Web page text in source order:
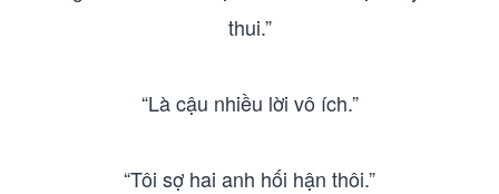
thui.”
“Là cậu nhiều lời vô ích.”
“Tôi sợ hai anh hối hận thôi.”